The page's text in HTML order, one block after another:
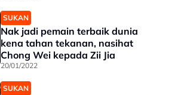
SUKAN
Nak jadi pemain terbaik dunia
kena tahan tekanan, nasihat
Chong Wei kepada Zii Jia
20/01/2022
SUKAN